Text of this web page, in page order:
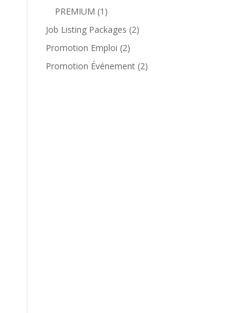
product
PREMIUM 1 1
product
Job Listing Packages 22
Promotion Emploi 22
products
Promotion Événement 22